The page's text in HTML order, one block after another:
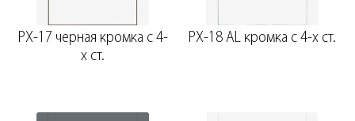
PX-17 черная кромка с 4-
х ст.
PX-18 AL кромка с 4-х ст.